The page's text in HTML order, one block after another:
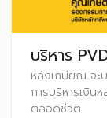
บริหาร
หลังเกษียณ จะ
การบริหารเงิน
ตลอดชีวิต